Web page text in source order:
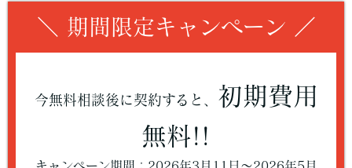
＼ 期間限定キャンペーン ／
今無料相談後に契約すると、 初期費用
無料!!
キャンペーン期間：2026年3月11日〜2026年5月